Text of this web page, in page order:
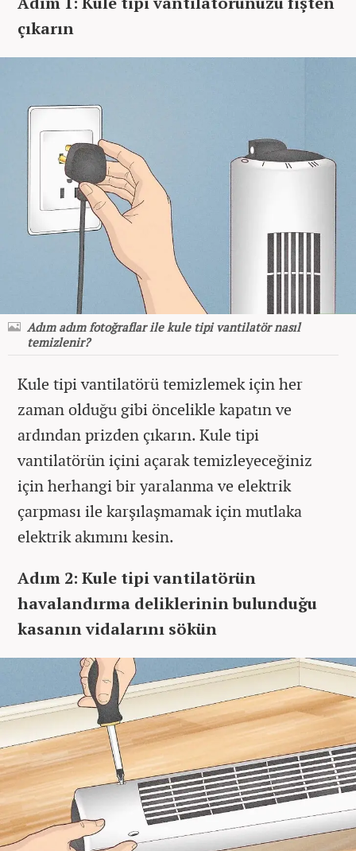
çıkarın
Adım adım fotoğraflar ile kule tipi vantilatör nasıl
temizlenir?
Kule tipi vantilatörü temizlemek için her
zaman olduğu gibi öncelikle kapatın ve
ardından prizden çıkarın. Kule tipi
vantilatörün içini açarak temizleyeceğiniz
için herhangi bir yaralanma ve elektrik
çarpması ile karşılaşmamak için mutlaka
elektrik akımını kesin.
Adım 2: Kule tipi vantilatörün
havalandırma deliklerinin bulunduğu
kasanın vidalarını sökün